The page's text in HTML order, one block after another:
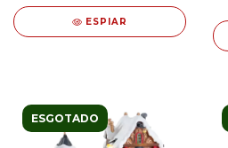
ESPIAR
ESGOTADO